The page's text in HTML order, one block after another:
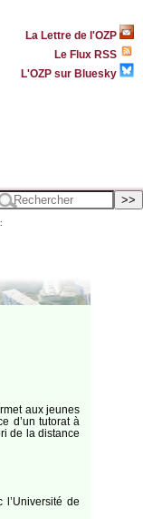
La Lettre de l'OZP
Le Flux RSS
L'OZP sur Bluesky
aux jeunes
d’un tutorat à
de la distance
de